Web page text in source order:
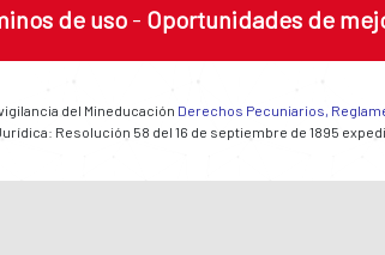
de uso - Oportunidades de
del Mineducación Derechos Pecuniarios,
Resolución 58 del 16 de septiembre de 1895